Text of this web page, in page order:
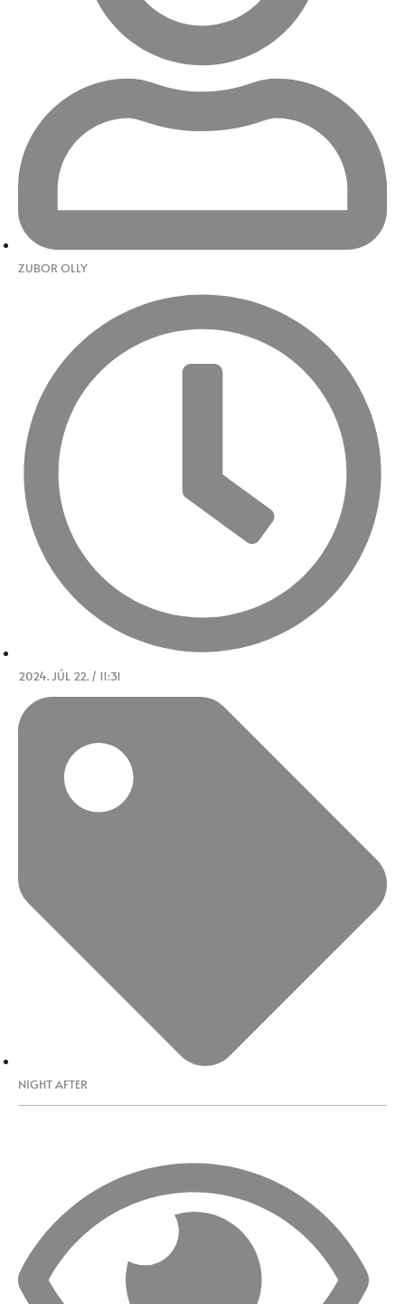
ZUBOR OLLY
2024. JÚL 22. / 11:31
NIGHT AFTER